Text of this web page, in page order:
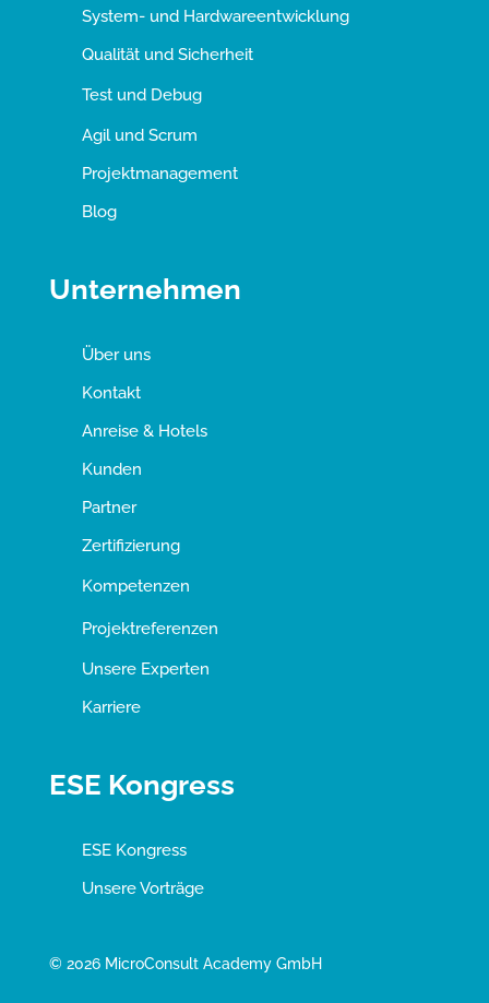
System- und Hardwareentwicklung
Qualität und Sicherheit
Test und Debug
Agil und Scrum
Projektmanagement
Blog
Unternehmen
Über uns
Kontakt
Anreise & Hotels
Kunden
Partner
Zertifizierung
Kompetenzen
Projektreferenzen
Unsere Experten
Karriere
ESE Kongress
ESE Kongress
Unsere Vorträge
© 2026 MicroConsult Academy GmbH